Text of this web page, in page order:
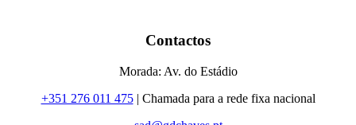
Contactos
Morada: Av. do Estádio
+351 276 011 475| Chamada para a rede fixa nacional